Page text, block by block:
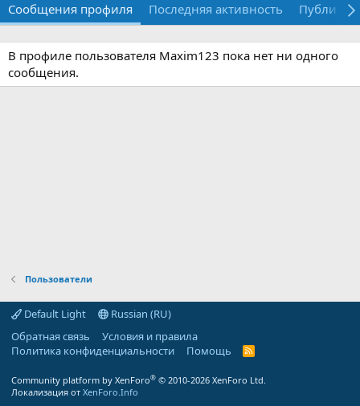
Сообщения профиля Последняя активность
В профиле пользователя Maxim123 пока нет ни одного
сообщения.
Пользователи
Default Light
Russian (RU)
Обратная связь
Условия и правила
Политика конфиденциальности
Помощь
R
Community platform by XenForo® © 2010-2026 XenForo Ltd.
Локализация от XenForo.Info